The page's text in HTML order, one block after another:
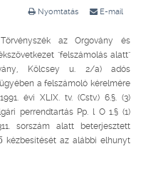
Nyomtatás E-mail
az Orgovány és
"felszámolás alatt"
Kölcsey u. 2/a) adós
a felszámoló kérelmére
évi XLIX. tv. (Cstv.) 6.§. (3)
perrendtartás Pp. l O 1.§ (1)
sorszám alatt beterjesztett
kézbesítését az alábbi elhunyt